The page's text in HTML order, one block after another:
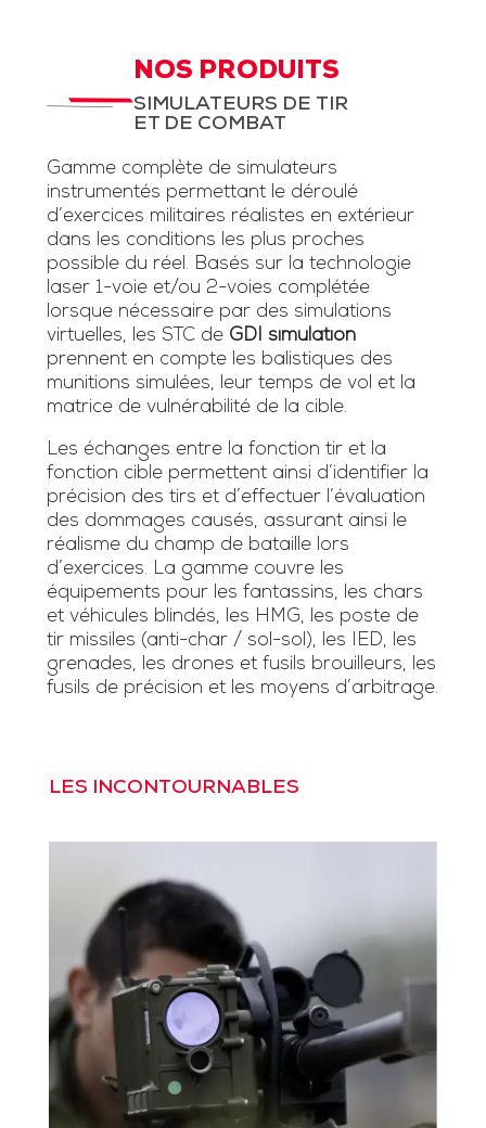
NOS PRODUITS
SIMULATEURS DE TIR
ET DE COMBAT
Gamme complète de simulateurs
instrumentés permettant le déroulé
d’exercices militaires réalistes en extérieur
dans les conditions les plus proches
possible du réel. Basés sur la technologie
laser 1-voie et/ou 2-voies complétée
lorsque nécessaire par des simulations
virtuelles, les STC de GDI simulation
prennent en compte les balistiques des
munitions simulées, leur temps de vol et la
matrice de vulnérabilité de la cible.
Les échanges entre la fonction tir et la
fonction cible permettent ainsi d’identifier la
précision des tirs et d’effectuer l’évaluation
des dommages causés, assurant ainsi le
réalisme du champ de bataille lors
d’exercices. La gamme couvre les
équipements pour les fantassins, les chars
et véhicules blindés, les HMG, les poste de
tir missiles (anti-char / sol-sol), les IED, les
grenades, les drones et fusils brouilleurs, les
fusils de précision et les moyens d’arbitrage.
LES INCONTOURNABLES